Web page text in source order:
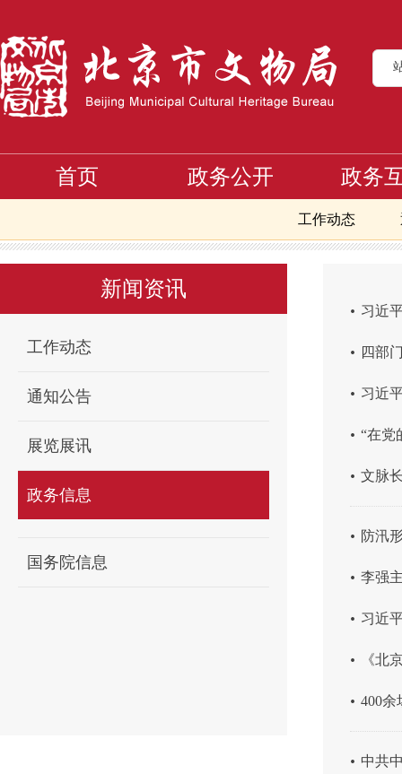
首页 政务公开 政务
工作动态
新闻资讯
工作动态
通知公告
展览展讯
政务信息
国务院信息
. 习近
. 四部
. 习近
. “在党
. 文脉
. 防汛
. 李强
. 习近
. 《北
. 400余
. 中共